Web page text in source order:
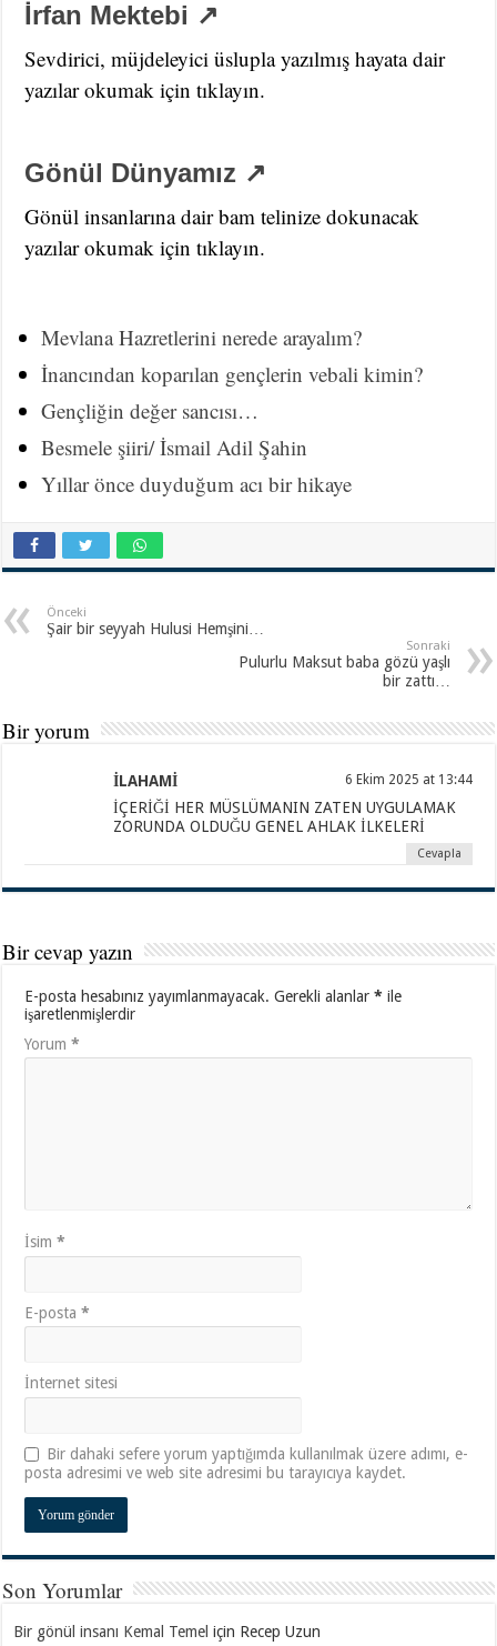
İrfan Mektebi ↗
Sevdirici, müjdeleyici üslupla yazılmış hayata dair
yazılar okumak için tıklayın.
Gönül Dünyamız ↗
Gönül insanlarına dair bam telinize dokunacak
yazılar okumak için tıklayın.
Mevlana Hazretlerini nerede arayalım?
İnancından koparılan gençlerin vebali kimin?
Gençliğin değer sancısı…
Besmele şiiri/ İsmail Adil Şahin
Yıllar önce duyduğum acı bir hikaye
Önceki
Şair bir seyyah Hulusi Hemşini…
Sonraki
Pulurlu Maksut baba gözü yaşlı
bir zattı…
Bir yorum
İLAHAMİ 6 Ekim 2025 at 13:44
İÇERİĞİ HER MÜSLÜMANIN ZATEN UYGULAMAK
ZORUNDA OLDUĞU GENEL AHLAK İLKELERİ
Cevapla
Bir cevap yazın
E-posta hesabınız yayımlanmayacak. Gerekli alanlar* ile
işaretlenmişlerdir
Yorum*
İsim*
E-posta*
İnternet sitesi
Bir dahaki sefere yorum yaptığımda kullanılmak üzere adımı, e-
posta adresimi ve web site adresimi bu tarayıcıya kaydet.
Son Yorumlar
Bir gönül insanı Kemal Temel için Recep Uzun